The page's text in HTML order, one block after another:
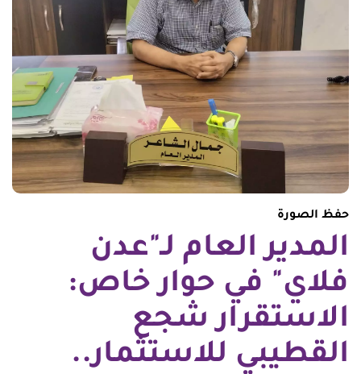
حفظ الصورة
المدير العام لـ"عدن
فلاي" في حوار خاص:
الاستقرار شجع
القطيبي للاستثمار..